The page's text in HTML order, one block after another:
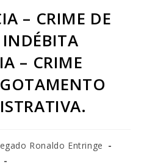
– CRIME DE
– CRIME
Ronaldo Entringe